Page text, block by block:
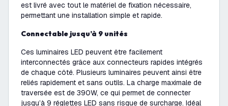
est livré avec tout le matériel de fixation nécessaire,
permettant une installation simple et rapide.
Connectable jusqu’à 9 unités
Ces luminaires LED peuvent être facilement
interconnectés grâce aux connecteurs rapides intégrés
de chaque côté. Plusieurs luminaires peuvent ainsi être
reliés rapidement et sans outils. La charge maximale de
traversée est de 390W, ce qui permet de connecter
jusqu’à 9 réglettes LED sans risque de surcharge. Idéal